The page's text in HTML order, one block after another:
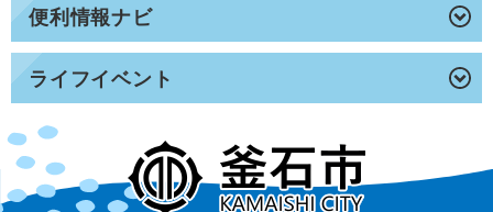
便利情報ナビ
ライフイベント